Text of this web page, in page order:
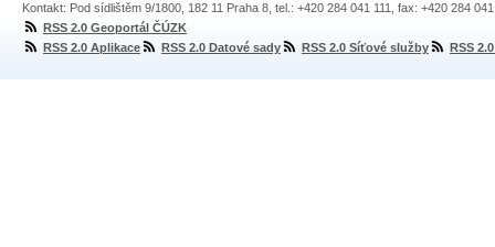
Kontakt: Pod sídlištěm 9/1800, 182 11 Praha 8, tel.: +420 284 041 111, fax: +420 284
RSS 2.0 Geoportál ČÚZK
RSS 2.0 Aplikace
RSS 2.0 Datové sady RSS 2.0 Síťové služby RSS